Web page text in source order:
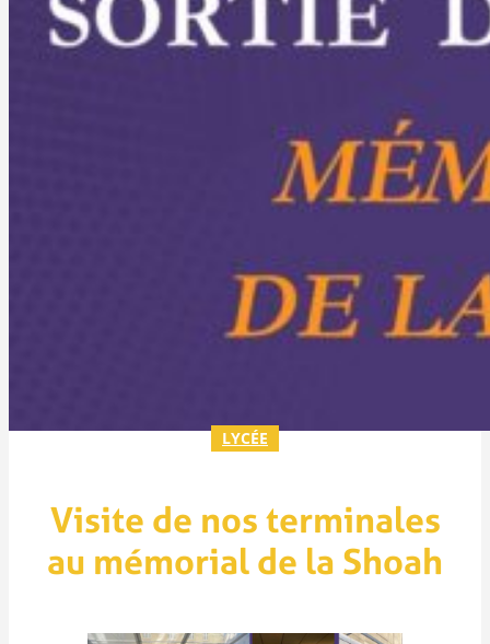
LYCÉE
Visite de nos terminales
au mémorial de la Shoah